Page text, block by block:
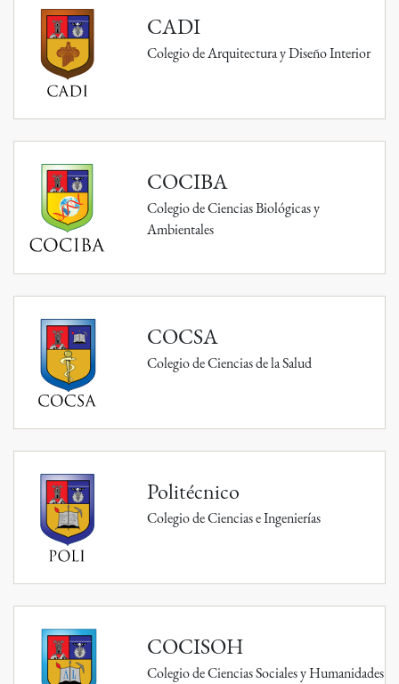
CADI
Colegio de Arquitectura y Diseño Interior
COCIBA
Colegio de Ciencias Biológicas y
Ambientales
COCSA
Colegio de Ciencias de la Salud
Politécnico
Colegio de Ciencias e Ingenierías
COCISOH
Colegio de Ciencias Sociales y Humanidades